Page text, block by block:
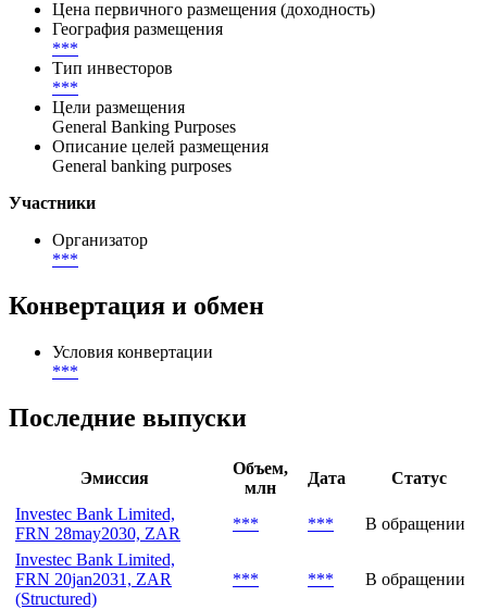
Цена первичного размещения (доходность)
География размещения
***
Тип инвесторов
***
Цели размещения
General Banking Purposes
Описание целей размещения
General banking purposes
Участники
Организатор
***
Конвертация и обмен
Условия конвертации
***
Последние выпуски
Эмиссия
Объем,
млн
Дата
Статус
Investec Bank Limited,
FRN 28may2030, ZAR
*** ***
В обращении
Investec Bank Limited,
FRN 20jan2031, ZAR
(Structured)
*** *** В обращении